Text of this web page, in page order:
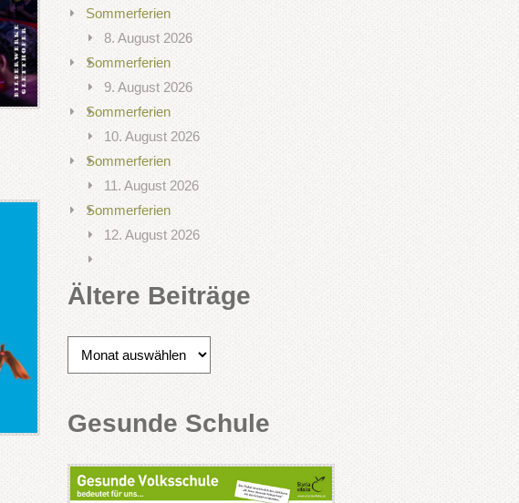
Sommerferien
8. August 2026
Sommerferien
9. August 2026
Sommerferien
10. August 2026
Sommerferien
11. August 2026
Sommerferien
12. August 2026
Ältere Beiträge
Gesunde Schule